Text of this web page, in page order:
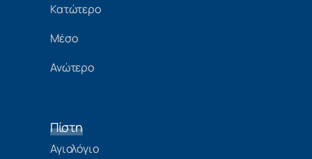
Κατώτερο
Μέσο
Ανώτερο
Πίστη
Αγιολόγιο